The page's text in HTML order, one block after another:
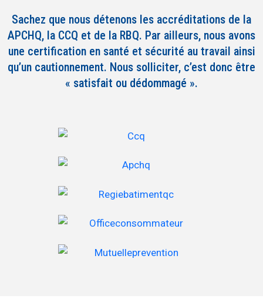
Sachez que nous détenons les accréditations de la
APCHQ, la CCQ et de la RBQ. Par ailleurs, nous avons
une certification en santé et sécurité au travail ainsi
qu’un cautionnement. Nous solliciter, c’est donc être
« satisfait ou dédommagé ».